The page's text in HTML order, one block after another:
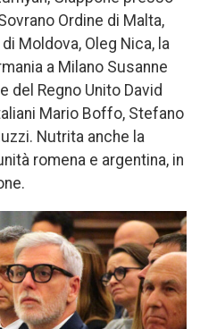
Ordine di Malta,
Moldova, Oleg Nica, la
a Milano Susanne
del Regno Unito David
Mario Boffo, Stefano
Nutrita anche la
romena e argentina, in